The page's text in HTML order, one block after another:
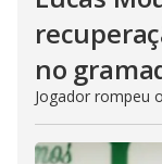
no
Jogador rompeu